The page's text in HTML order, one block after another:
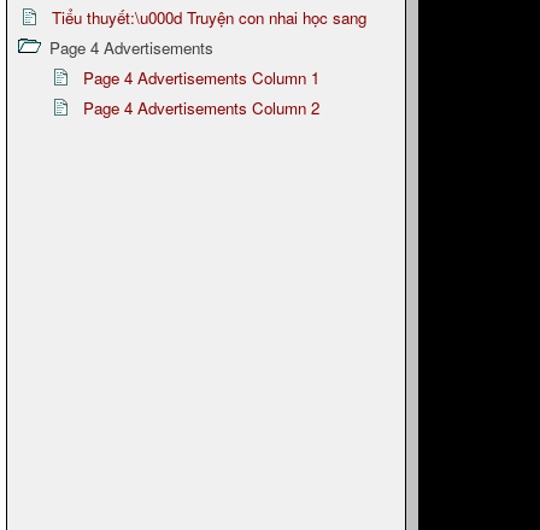
Tiểu thuyết:\u000d Truyện con nhai học sang
Page 4 Advertisements
Page 4 Advertisements Column 1
Page 4 Advertisements Column 2